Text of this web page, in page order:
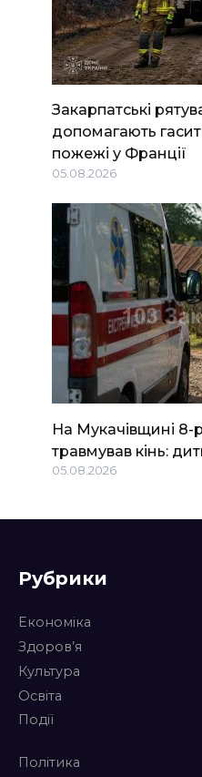
Закарпатські
допомагають
пожежі у Франції
05.08.2026
На Мукачівщині 8-
травмував кінь:
05.08.2026
Рубрики
Економіка
Здоров’я
Культура
Освіта
Події
Політика